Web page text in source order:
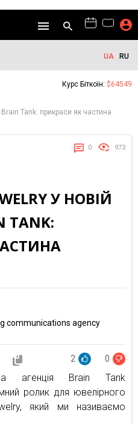
UA RU
Курс Біткоїн: $64549
Tank: прикраси як частина
0 973
У НОВІЙ
TANK:
communications agency
2 0
агенція Brain Tank
ролик для ювелірного
який ми називаємо